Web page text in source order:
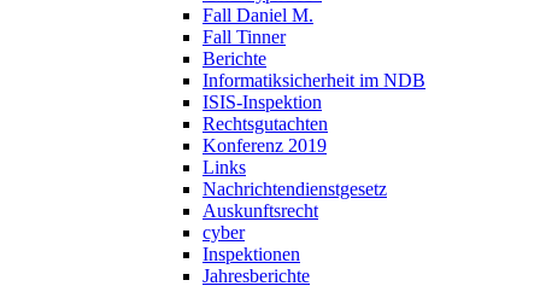
Fall Daniel M.
Fall Tinner
Berichte
Informatiksicherheit ­im NDB
ISIS-Inspektion
Rechtsgutachten
Konferenz 2019
Links
Nachrichtendienstgesetz
Auskunftsrecht
cyber
Inspektionen
Jahresberichte